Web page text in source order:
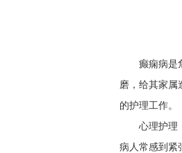
癫痫病是
磨，给其家属
的护理工作。
心理护理
病人常感到紧